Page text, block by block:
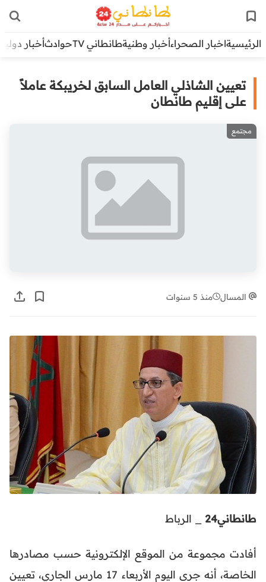
الرئيسيةاخبار الصحراءأخبار وطنيةطانطاني TV حوادثأخبار دولية
تعيين الشاذلي العامل السابق لخريبكة عاملاً
على إقليم طانطان
مجتمع
المسال منذ 5 سنوات
طانطاني24 _ الرباط
أفادت مجموعة من الموقع الإلكترونية حسب مصادرها
الخاصة، أنه جرى اليوم الأربعاء 17 مارس الجاري، تعيين